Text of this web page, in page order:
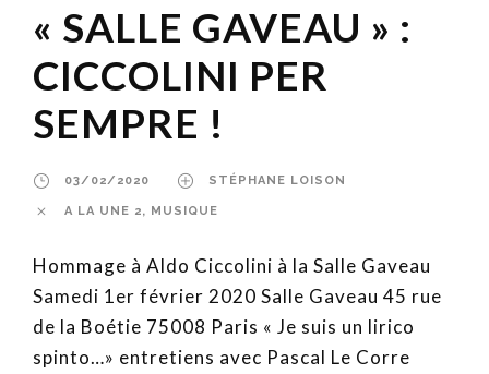
« SALLE GAVEAU » :
CICCOLINI PER
SEMPRE !
03/02/2020 STÉPHANE LOISON
A LA UNE 2, MUSIQUE
Hommage à Aldo Ciccolini à la Salle Gaveau
Samedi 1er février 2020 Salle Gaveau 45 rue
de la Boétie 75008 Paris « Je suis un lirico
spinto…» entretiens avec Pascal Le Corre